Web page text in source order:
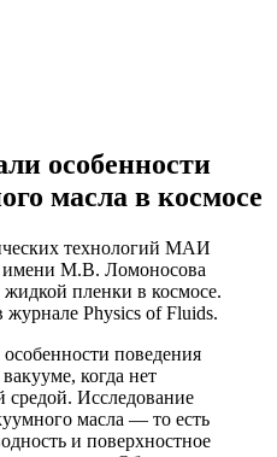
особенности
масла в космосе
технологий МАИ
М.В. Ломоносова
пленки в космосе.
журнале Physics of Fluids.
поведения
когда нет
Исследование
масла — то есть
и поверхностное